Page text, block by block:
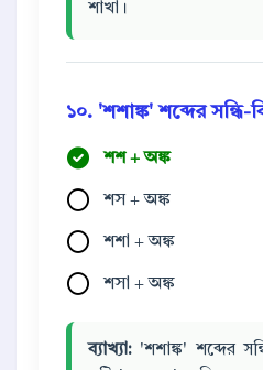
শাখা।
১০. 'শশাঙ্ক' শব্দের সন্ধি-
শশ + অঙ্ক
শস + অঙ্ক
শশা + অঙ্ক
শসা + অঙ্ক
ব্যাখ্যা: 'শশাঙ্ক' শব্দের